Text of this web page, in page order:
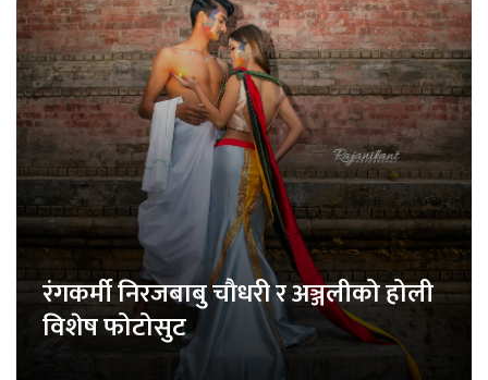
रंगकर्मी निरजबाबु चौधरी र अञ्जलीको होली
विशेष फोटोसुट